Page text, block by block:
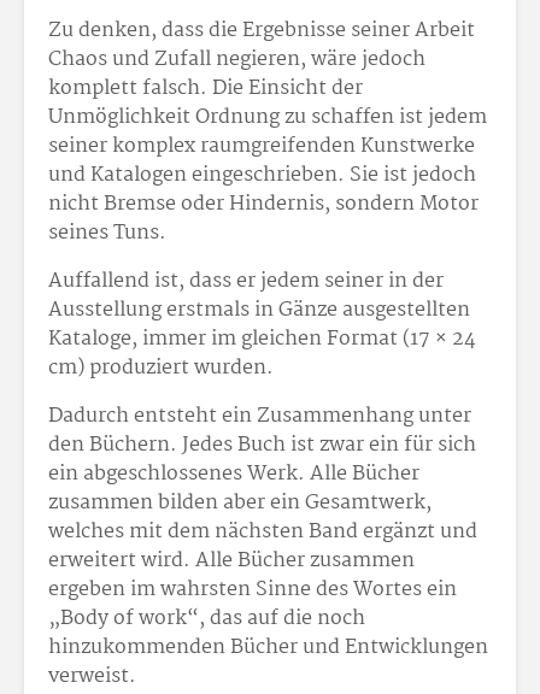
Zu denken, dass die Ergebnisse seiner Arbeit
Chaos und Zufall negieren, wäre jedoch
komplett falsch. Die Einsicht der
Unmöglichkeit Ordnung zu schaffen ist jedem
seiner komplex raumgreifenden Kunstwerke
und Katalogen eingeschrieben. Sie ist jedoch
nicht Bremse oder Hindernis, sondern Motor
seines Tuns.
Auffallend ist, dass er jedem seiner in der
Ausstellung erstmals in Gänze ausgestellten
Kataloge, immer im gleichen Format (17 × 24
cm) produziert wurden.
Dadurch entsteht ein Zusammenhang unter
den Büchern. Jedes Buch ist zwar ein für sich
ein abgeschlossenes Werk. Alle Bücher
zusammen bilden aber ein Gesamtwerk,
welches mit dem nächsten Band ergänzt und
erweitert wird. Alle Bücher zusammen
ergeben im wahrsten Sinne des Wortes ein
„Body of work“, das auf die noch
hinzukommenden Bücher und Entwicklungen
verweist.